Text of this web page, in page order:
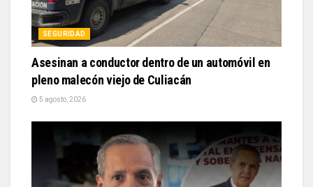
SEGURIDAD
Asesinan a conductor dentro de un automóvil en
pleno malecón viejo de Culiacán
5 agosto, 2026